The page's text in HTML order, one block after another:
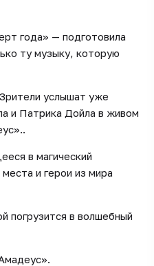
года» — подготовила
ту музыку, которую
услышат уже
и Патрика Дойла в живом
в магический
и герои из мира
погрузится в волшебный